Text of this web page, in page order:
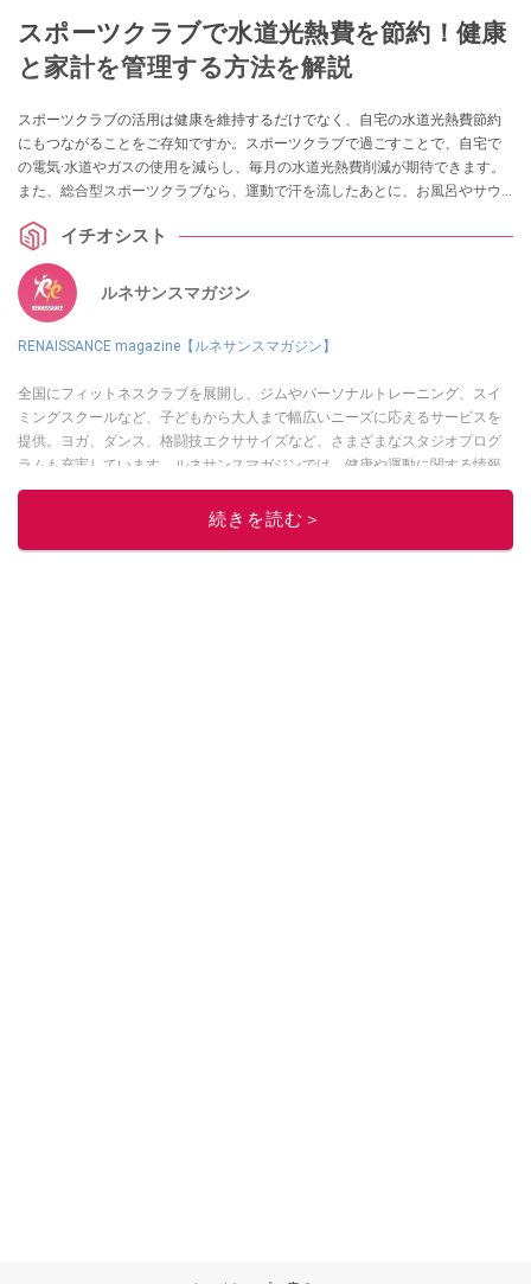
スポーツクラブで水道光熱費を節約！健康
と家計を管理する方法を解説
スポーツクラブの活用は健康を維持するだけでなく、自宅の水道光熱費節約
にもつながることをご存知ですか。スポーツクラブで過ごすことで、自宅で
の電気·水道やガスの使用を減らし、毎月の水道光熱費削減が期待できます。
また、総合型スポーツクラブなら、運動で汗を流したあとに、お風呂やサウ
がら家計も賢く管理する方法を説明します。スポーツクラブを活用して、
日々の生活をさらに充実させてください。
イチオシスト
ルネサンスマガジン
RENAISSANCE magazine【ルネサンスマガジン】
全国にフィットネスクラブを展開し、ジムやパーソナルトレーニング、スイ
ミングスクールなど、子どもから大人まで幅広いニーズに応えるサービスを
提供。ヨガ、ダンス、格闘技エクササイズなど、さまざまなスタジオプログ
ラムも充実しています。ルネサンスマガジンでは、健康や運動に関する情報
を配信中。
このイチオシストの他の記事を読む
続きを読む＞